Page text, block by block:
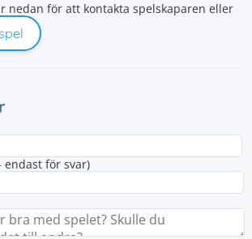
nedan för att kontakta spelskaparen eller
endast för svar)